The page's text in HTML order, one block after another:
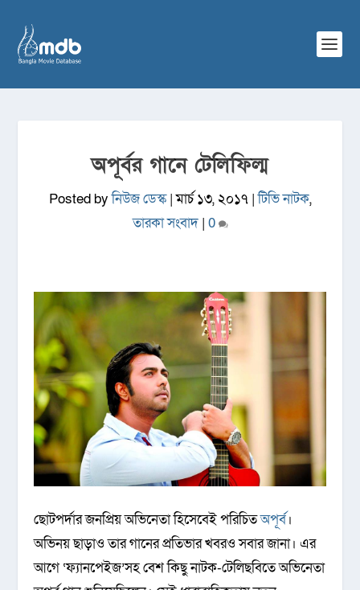
অপূর্বর গানে টেলিফিল্ম
Posted byনিউজ ডেস্ক|মার্চ ১৩, ২০১৭|টিভি নাটক,
তারকা সংবাদ| 0
ছোটপর্দার জনপ্রিয় অভিনেতা হিসেবেই পরিচিতঅপূর্ব।
অভিনয় ছাড়াও তার গানের প্রতিভার খবরও সবার জানা। এর
আগে ‘ফ্যানপেইজ’সহ বেশ কিছু নাটক-টেলিছবিতে অভিনেতা